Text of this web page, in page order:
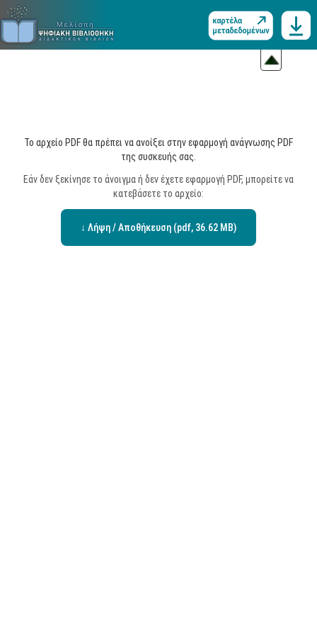
Το αρχείο PDF θα πρέπει να ανοίξει στην εφαρμογή ανάγνωσης PDF
της συσκευής σας.
Εάν δεν ξεκίνησε το άνοιγμα ή δεν έχετε εφαρμογή PDF, μπορείτε να
κατεβάσετε το αρχείο:
↓ Λήψη / Αποθήκευση (pdf, 36.62 MB)